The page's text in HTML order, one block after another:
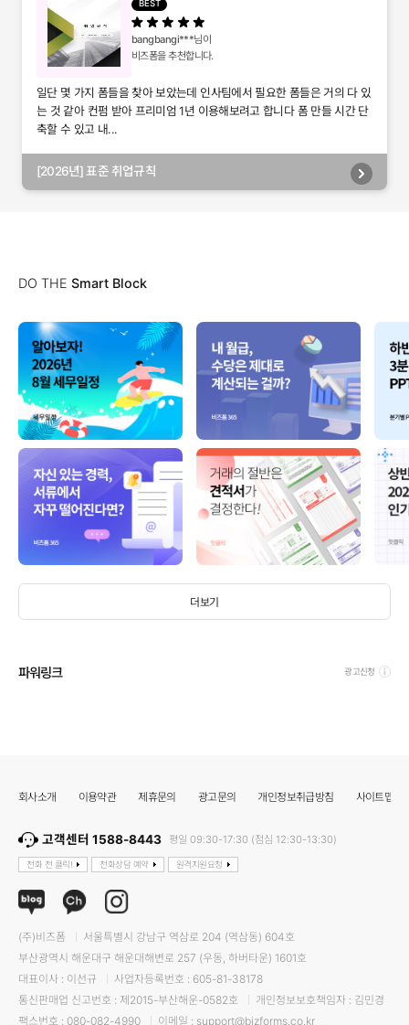
BEST
bangbangi***님이
비즈폼을 추천합니다.
일단 몇 가지 폼들을 찾아 보았는데 인사팀에서 필요한 폼들은 거의 다 있
는 것 같아 컨펌 받아 프리미엄 1년 이용해보려고 합니다 폼 만들 시간 단
축할 수 있고 내...
[2026년] 표준 취업규칙
DO THE Smart Block
더보기
파워링크 광고신청
회사소개 이용약관 제휴문의 광고문의 개인정보취급방침 사이트맵
고객센터 1588-8443 평일 09:30-17:30 (점심 12:30-13:30)
전화 전 클릭! 전화상담 예약 원격지원요청
(주)비즈폼
서울특별시 강남구 역삼로 204 (역삼동) 604호
부산광역시 해운대구 해운대해변로 257 (우동, 하버타운) 1601호
대표이사 : 이선규
사업자등록번호 : 605-81-38178
통신판매업 신고번호 : 제2015-부산해운-0582호
개인정보보호책임자 : 김민경
팩스번호 : 080-082-4990
이메일 : support@bizforms.co.kr